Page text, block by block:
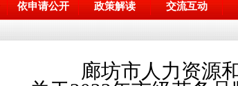
依申请公开 政策解读 交流互动